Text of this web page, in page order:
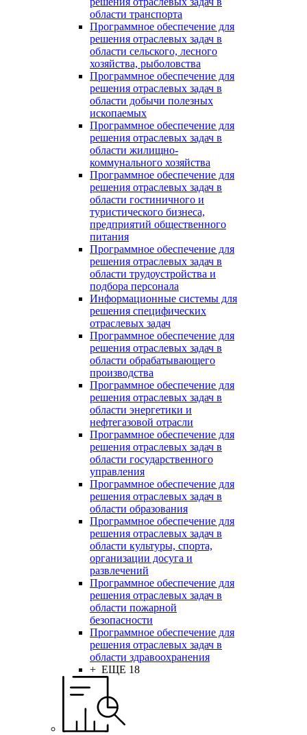
области транспорта
Программное обеспечение для
решения отраслевых задач в
области сельского, лесного
хозяйства, рыболовства
Программное обеспечение для
решения отраслевых задач в
области добычи полезных
ископаемых
Программное обеспечение для
решения отраслевых задач в
области жилищно-
коммунального хозяйства
Программное обеспечение для
решения отраслевых задач в
области гостиничного и
туристического бизнеса,
предприятий общественного
питания
Программное обеспечение для
решения отраслевых задач в
области трудоустройства и
подбора персонала
Информационные системы для
решения специфических
отраслевых задач
Программное обеспечение для
решения отраслевых задач в
области обрабатывающего
производства
Программное обеспечение для
решения отраслевых задач в
области энергетики и
нефтегазовой отрасли
Программное обеспечение для
решения отраслевых задач в
области государственного
управления
Программное обеспечение для
решения отраслевых задач в
области образования
Программное обеспечение для
решения отраслевых задач в
области культуры, спорта,
организации досуга и
развлечений
Программное обеспечение для
решения отраслевых задач в
области пожарной
безопасности
Программное обеспечение для
решения отраслевых задач в
области здравоохранения
+ ЕЩЕ 18